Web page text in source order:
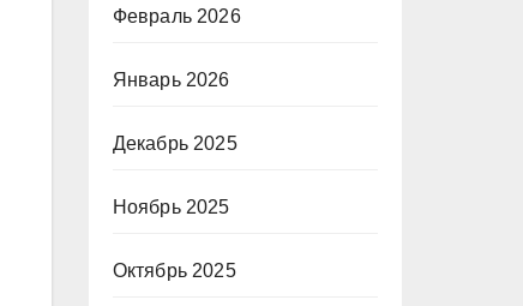
Февраль 2026
Январь 2026
Декабрь 2025
Ноябрь 2025
Октябрь 2025